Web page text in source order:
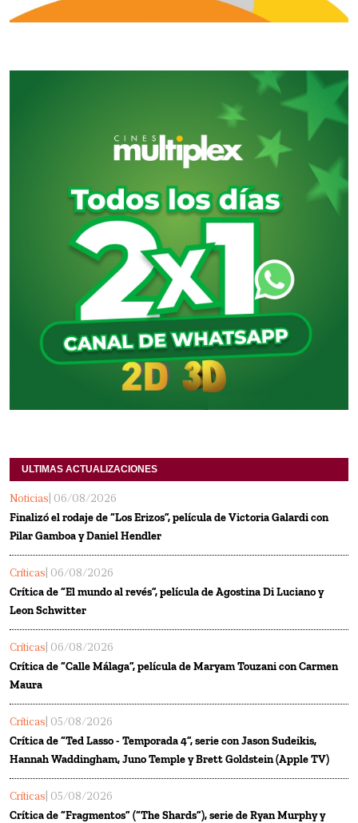
ULTIMAS ACTUALIZACIONES
Noticias | 06/08/2026
Finalizó el rodaje de “Los Erizos”, película de Victoria Galardi con
Pilar Gamboa y Daniel Hendler
Críticas | 06/08/2026
Crítica de “El mundo al revés”, película de Agostina Di Luciano y
Leon Schwitter
Críticas | 06/08/2026
Crítica de “Calle Málaga”, película de Maryam Touzani con Carmen
Maura
Críticas | 05/08/2026
Crítica de “Ted Lasso - Temporada 4”, serie con Jason Sudeikis,
Hannah Waddingham, Juno Temple y Brett Goldstein (Apple TV)
Críticas | 05/08/2026
Crítica de “Fragmentos” (“The Shards”), serie de Ryan Murphy y